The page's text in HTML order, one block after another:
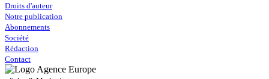
Droits d'auteur
Notre publication
Abonnements
Société
Rédaction
Contact